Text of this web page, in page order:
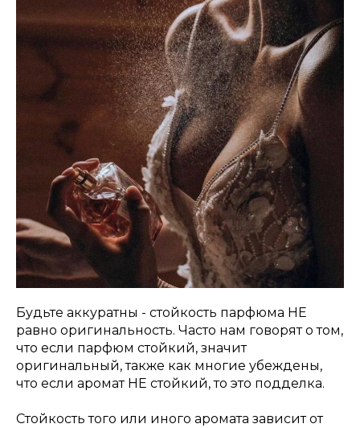
Будьте аккуратны - стойкость парфюма НЕ
равно оригинальность. Часто нам говорят о том,
что если парфюм стойкий, значит
оригинальный, также как многие убеждены,
что если аромат НЕ стойкий, то это подделка.
Стойкость того или иного аромата зависит от